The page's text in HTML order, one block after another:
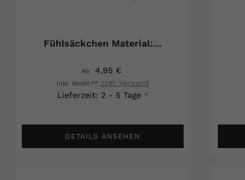
Fühlsäckchen Material:...
Ab 4,95 €
inkl. MwSt.** zzgl. Versand
Lieferzeit: 2 - 5 Tage *
DETAILS ANSEHEN